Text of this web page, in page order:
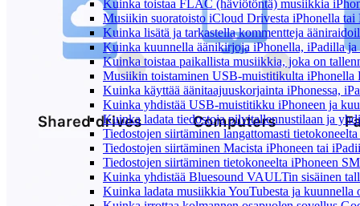
Kuinka toistaa FLAC (häviötöntä) musiikkia
Musiikin suoratoisto iCloud Drivesta iPhonella tai
Kuinka lisätä ja tarkastella kommentteja
Kuinka kuunnella äänikirjoja iPhonella, iPadilla
Kuinka toistaa paikallista musiikkia, joka on
Musiikin toistaminen USB-muistitikulta
Kuinka käyttää äänitaajuuskorjainta iPhonessa,
Kuinka yhdistää USB-muistitikku iPhoneen ja
Kuinka ladata tiedostoja pilvitallennustilaan ja
Tiedostojen siirtäminen langattomasti
Tiedostojen siirtäminen Macista iPhoneen tai
Tiedostojen siirtäminen tietokoneelta iPhoneen
Kuinka yhdistää Bluesound VAULTin sisäinen
Kuinka ladata musiikkia YouTubesta ja